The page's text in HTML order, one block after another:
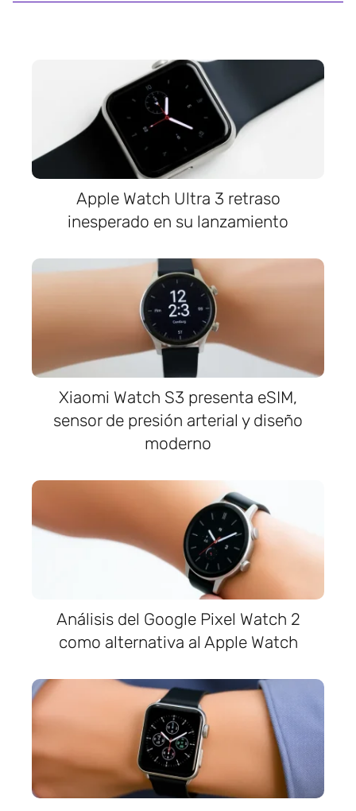
Apple Watch Ultra 3 retraso
inesperado en su lanzamiento
Xiaomi Watch S3 presenta eSIM,
sensor de presión arterial y diseño
moderno
Análisis del Google Pixel Watch 2
como alternativa al Apple Watch